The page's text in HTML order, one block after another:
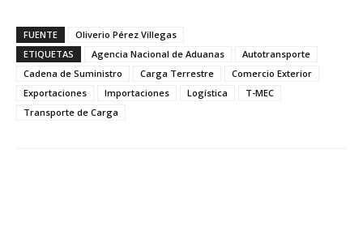
FUENTE
Oliverio Pérez Villegas
ETIQUETAS
Agencia Nacional de Aduanas
Autotransporte
Cadena de Suministro
Carga Terrestre
Comercio Exterior
Exportaciones
Importaciones Logística
T-MEC
Transporte de Carga